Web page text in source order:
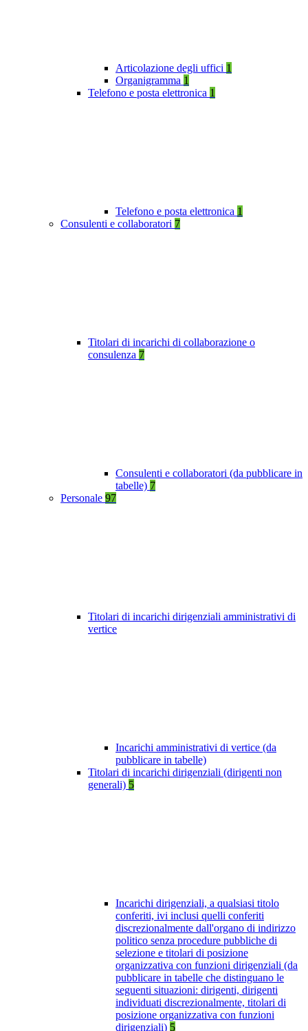
Articolazione degli uffici 1
Organigramma 1
Telefono e posta elettronica 1
Telefono e posta elettronica 1
Consulenti e collaboratori 7
Titolari di incarichi di collaborazione o
consulenza 7
Consulenti e collaboratori (da pubblicare in
tabelle) 7
Personale 97
Titolari di incarichi dirigenziali amministrativi di
vertice
Incarichi amministrativi di vertice (da
pubblicare in tabelle)
Titolari di incarichi dirigenziali (dirigenti non
generali) 5
Incarichi dirigenziali, a qualsiasi titolo
conferiti, ivi inclusi quelli conferiti
discrezionalmente dall'organo di indirizzo
politico senza procedure pubbliche di
selezione e titolari di posizione
organizzativa con funzioni dirigenziali (da
pubblicare in tabelle che distinguano le
seguenti situazioni: dirigenti, dirigenti
individuati discrezionalmente, titolari di
posizione organizzativa con funzioni
dirigenziali) 5